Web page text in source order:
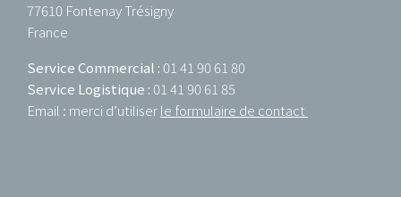
77610 Fontenay Trésigny
France
Service Commercial : 01 41 90 61 80
Service Logistique : 01 41 90 61 85
Email : merci d’utiliserle formulaire de contact